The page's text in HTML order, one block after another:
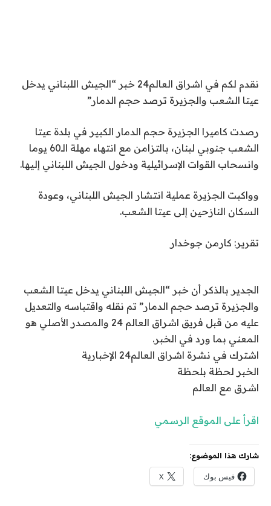
نقدم لكم في اشراق العالم24 خبر “الجيش اللبناني يدخل
عيتا الشعب والجزيرة ترصد حجم الدمار”
رصدت كاميرا الجزيرة حجم الدمار الكبير في بلدة عيتا
الشعب جنوبي لبنان، بالتزامن مع انتهاء مهلة الـ60 يوما
وانسحاب القوات الإسرائيلية ودخول الجيش اللبناني إليها.
وواكبت الجزيرة عملية انتشار الجيش اللبناني، وعودة
السكان النازحين إلى عيتا الشعب.
تقرير: كارمن جوخدار
الجدير بالذكر أن خبر “الجيش اللبناني يدخل عيتا الشعب
والجزيرة ترصد حجم الدمار” تم نقله واقتباسه والتعديل
عليه من قبل فريق اشراق العالم 24 والمصدر الأصلي هو
المعني بما ورد في الخبر.
اشترك في نشرة اشراق العالم24 الإخبارية
الخبر لحظة بلحظة
اشرق مع العالم
اقرأ على الموقع الرسمي
شارك هذا الموضوع:
فيس بوك X